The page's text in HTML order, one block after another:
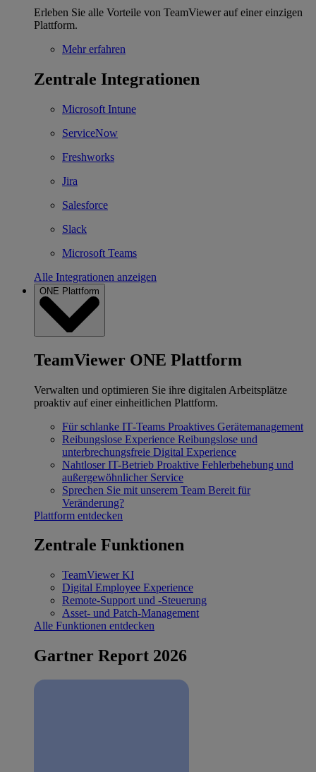
Erleben Sie alle Vorteile von TeamViewer auf einer einzigen
Plattform.
Mehr erfahren
Zentrale Integrationen
Microsoft Intune
ServiceNow
Freshworks
Jira
Salesforce
Slack
Microsoft Teams
Alle Integrationen anzeigen
ONE Plattform
TeamViewer ONE Plattform
Verwalten und optimieren Sie ihre digitalen Arbeitsplätze
proaktiv auf einer einheitlichen Plattform.
Für schlanke IT‐Teams Proaktives Gerätemanagement
Reibungslose Experience Reibungslose und
unterbrechungsfreie Digital Experience
Nahtloser IT-Betrieb Proaktive Fehlerbehebung und
außergewöhnlicher Service
Sprechen Sie mit unserem Team Bereit für
Veränderung?
Plattform entdecken
Zentrale Funktionen
TeamViewer KI
Digital Employee Experience
Remote-Support und -Steuerung
Asset- und Patch-Management
Alle Funktionen entdecken
Gartner Report 2026